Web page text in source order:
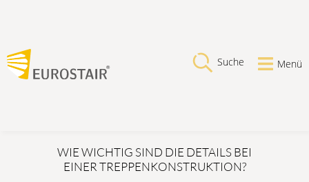
Suche Menü
WIE WICHTIG SIND DIE DETAILS BEI
EINER TREPPENKONSTRUKTION?